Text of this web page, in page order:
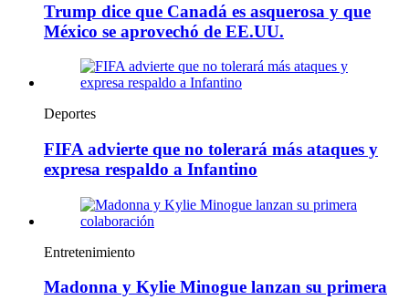
Trump dice que Canadá es asquerosa y que
México se aprovechó de EE.UU.
Deportes
FIFA advierte que no tolerará más ataques y
expresa respaldo a Infantino
Entretenimiento
Madonna y Kylie Minogue lanzan su primera